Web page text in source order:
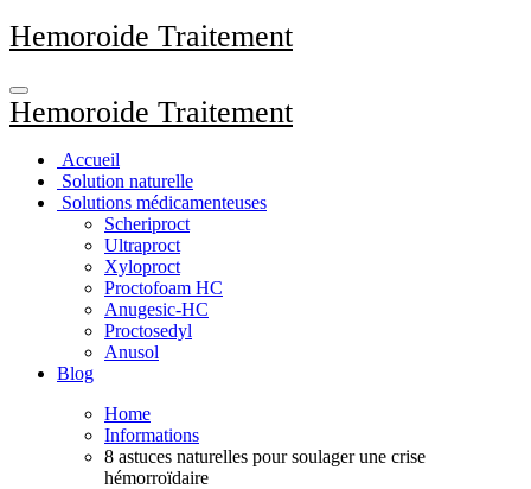
Aller
au
principal
Hemoroide Traitement
Hemoroide Traitement
Accueil
Solution naturelle
Solutions médicamenteuses
Scheriproct
Ultraproct
Xyloproct
Proctofoam HC
Anugesic-HC
Proctosedyl
Anusol
Blog
Home
Informations
8 astuces naturelles pour soulager une crise
hémorroïdaire